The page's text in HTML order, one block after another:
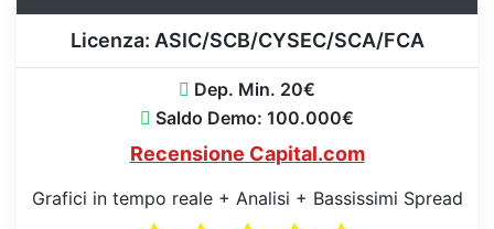
Licenza: ASIC/SCB/CYSEC/SCA/FCA
Dep. Min. 20€
Saldo Demo: 100.000€
Recensione Capital.com
Grafici in tempo reale + Analisi + Bassissimi Spread